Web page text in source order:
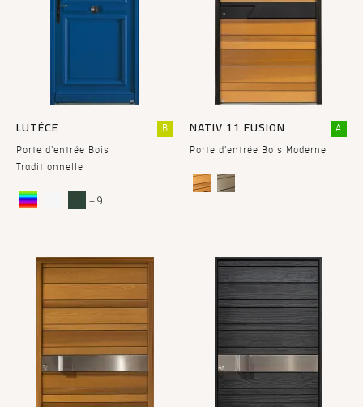
LUTÈCE
Porte d'entrée Bois
Traditionnelle
B
+ 9
NATIV 11 FUSION
Porte d'entrée Bois Moderne
A